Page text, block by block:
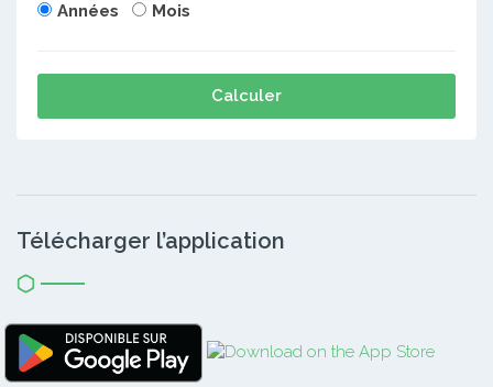
Années Mois
Calculer
Télécharger l’application